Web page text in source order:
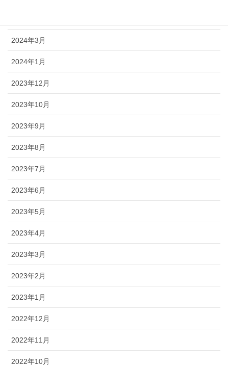
2024年3月
2024年1月
2023年12月
2023年10月
2023年9月
2023年8月
2023年7月
2023年6月
2023年5月
2023年4月
2023年3月
2023年2月
2023年1月
2022年12月
2022年11月
2022年10月